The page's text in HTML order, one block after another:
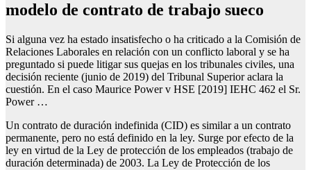
modelo de contrato de trabajo sueco
Si alguna vez ha estado insatisfecho o ha criticado a la Comisión de
Relaciones Laborales en relación con un conflicto laboral y se ha
preguntado si puede litigar sus quejas en los tribunales civiles, una
decisión reciente (junio de 2019) del Tribunal Superior aclara la
cuestión. En el caso Maurice Power v HSE [2019] IEHC 462 el Sr.
Power …
Un contrato de duración indefinida (CID) es similar a un contrato
permanente, pero no está definido en la ley. Surge por efecto de la
ley en virtud de la Ley de protección de los empleados (trabajo de
duración determinada) de 2003. La Ley de Protección de los